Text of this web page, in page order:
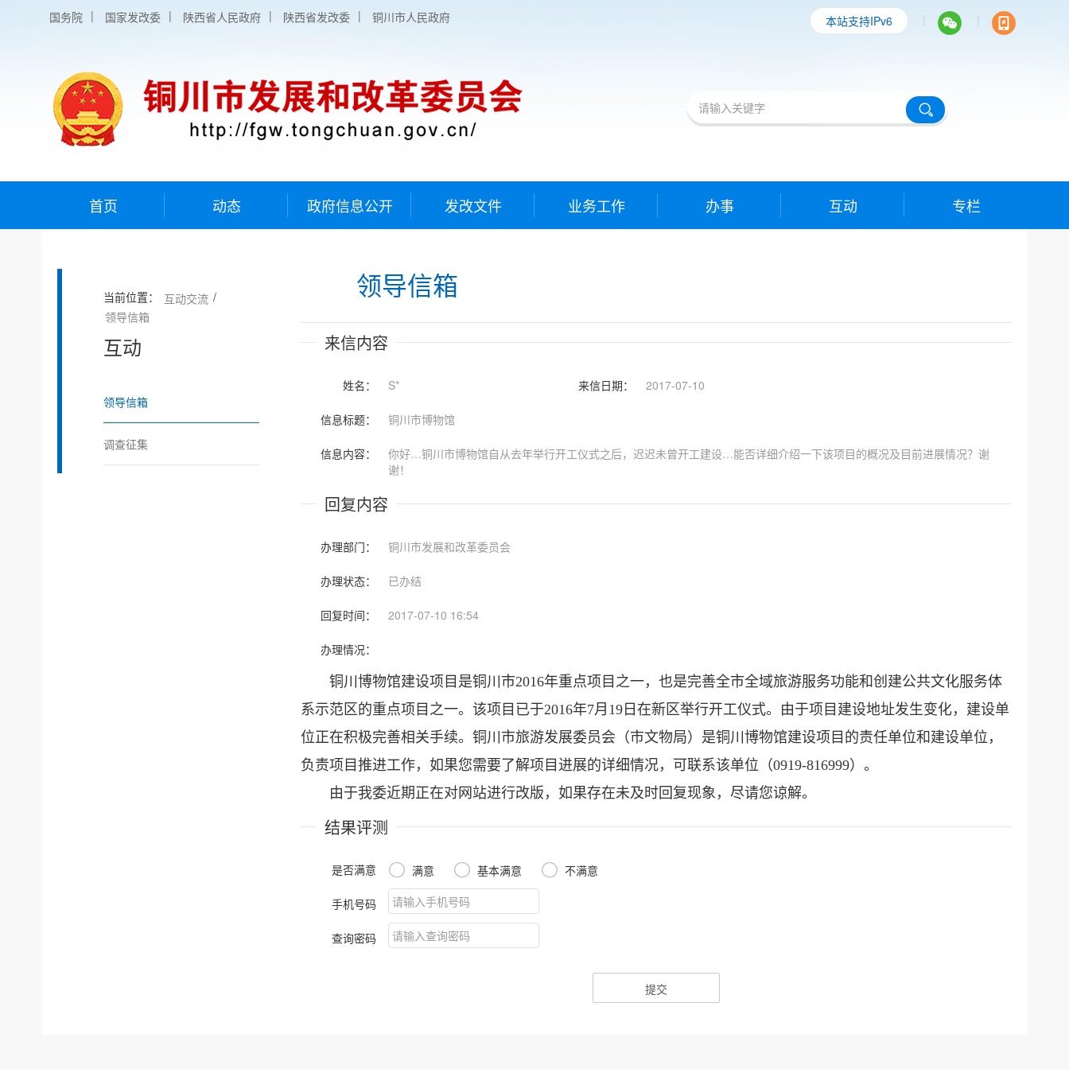
国务院 | 国家发改委 | 陕西省人民政府 | 陕西省发改委 | 铜川市人民政府 本站支持IPv6
首页 动态 政府信息公开 发改文件 业务工作 办事 互动 专栏
当前位置： 互动交流 /
领导信箱
互动
领导信箱
调查征集
领导信箱
来信内容
姓名： S* 来信日期： 2017-07-10
信息标题： 铜川市博物馆
信息内容：
你好…铜川市博物馆自从去年举行开工仪式之后，迟迟未曾开工建设…能否详细介绍一下该项目的概况及目前进展情况？谢
谢！
回复内容
办理部门： 铜川市发展和改革委员会
办理状态： 已办结
回复时间： 2017-07-10 16:54
办理情况：
铜川博物馆建设项目是铜川市2016年重点项目之一，也是完善全市全域旅游服务功能和创建公共文化服务体
系示范区的重点项目之一。该项目已于2016年7月19日在新区举行开工仪式。由于项目建设地址发生变化，建设单
位正在积极完善相关手续。铜川市旅游发展委员会（市文物局）是铜川博物馆建设项目的责任单位和建设单位，
负责项目推进工作，如果您需要了解项目进展的详细情况，可联系该单位（0919-816999）。
由于我委近期正在对网站进行改版，如果存在未及时回复现象，尽请您谅解。
结果评测
是否满意  满意  基本满意  不满意
手机号码
查询密码
提交